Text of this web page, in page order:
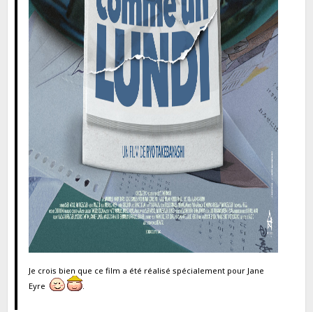
Je crois bien que ce film a été réalisé spécialement pour Jane
Eyre
.